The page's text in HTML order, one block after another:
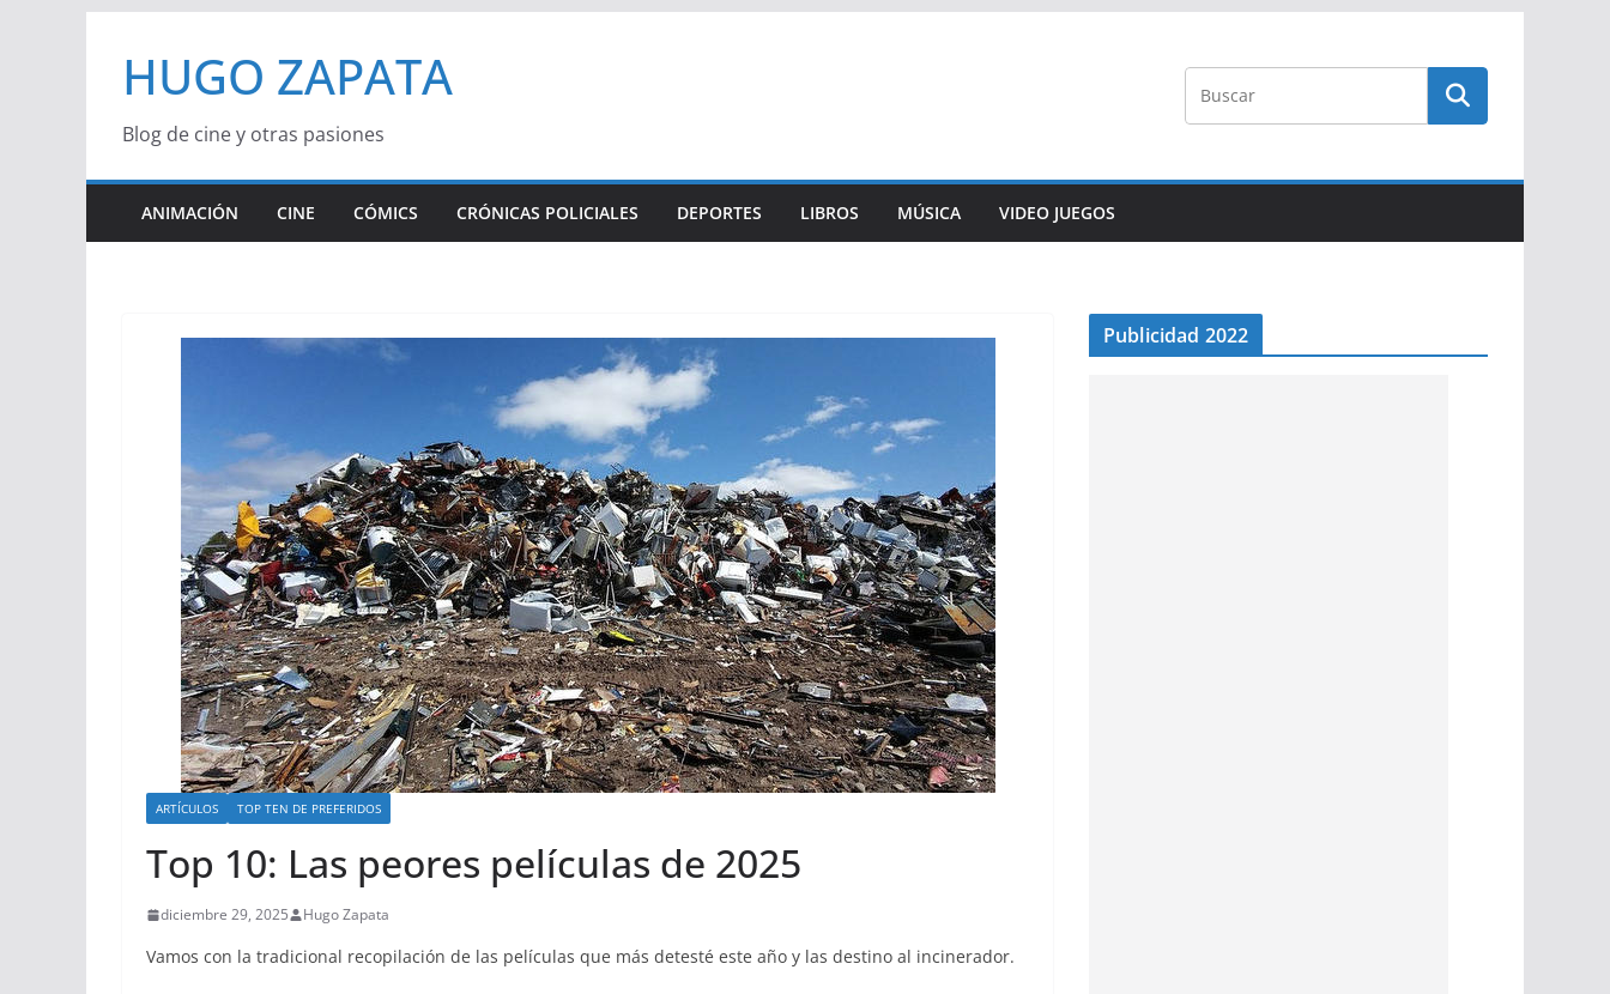
contenido
HUGO ZAPATA
Blog de cine y otras pasiones
ANIMACIÓN CINE CÓMICS CRÓNICAS POLICIALES DEPORTES LIBROS MÚSICA VIDEO JUEGOS
ARTÍCULOS TOP TEN DE PREFERIDOS
Top 10: Las peores películas de 2025
diciembre 29, 2025 Hugo Zapata
Vamos con la tradicional recopilación de las películas que más detesté este año y las destino al incinerador.
Publicidad 2022